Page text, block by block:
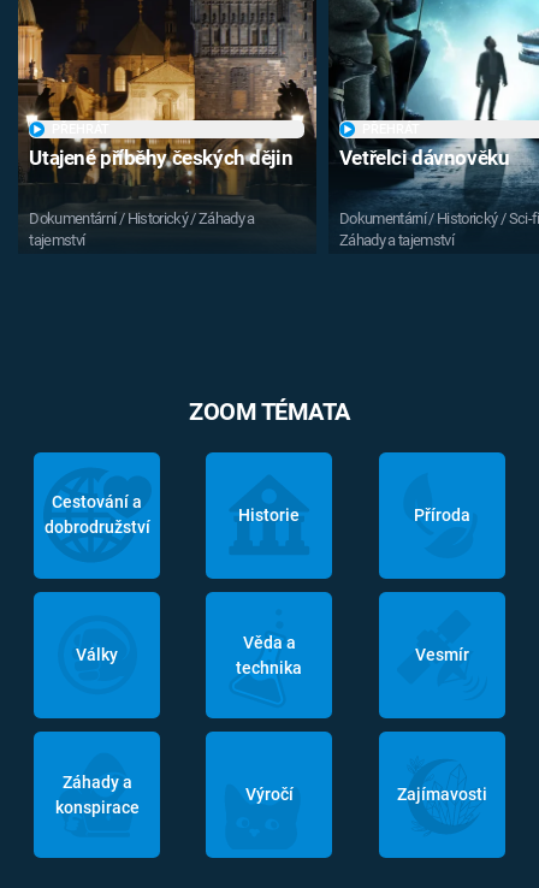
Utajené příběhy českých dějin
Dokumentární / Historický / Záhady a
tajemství
Vetřelci dávnověku
Dokumentární / Historický / Sci-
Záhady a tajemství
ZOOM TÉMATA
Cestování a
dobrodružství
Historie Příroda
Války
Věda a
technika
Vesmír
Záhady a
konspirace
Výročí Zajímavosti